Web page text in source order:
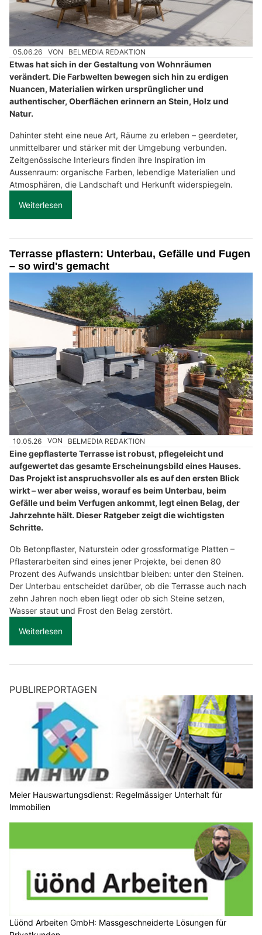
05.06.26 VON BELMEDIA REDAKTION
Etwas hat sich in der Gestaltung von Wohnräumen
verändert. Die Farbwelten bewegen sich hin zu erdigen
Nuancen, Materialien wirken ursprünglicher und
authentischer, Oberflächen erinnern an Stein, Holz und
Natur.
Dahinter steht eine neue Art, Räume zu erleben – geerdeter,
unmittelbarer und stärker mit der Umgebung verbunden.
Zeitgenössische Interieurs finden ihre Inspiration im
Aussenraum: organische Farben, lebendige Materialien und
Atmosphären, die Landschaft und Herkunft widerspiegeln.
Weiterlesen
Terrasse pflastern: Unterbau, Gefälle und Fugen
– so wird's gemacht
10.05.26 VON BELMEDIA REDAKTION
Eine gepflasterte Terrasse ist robust, pflegeleicht und
aufgewertet das gesamte Erscheinungsbild eines Hauses.
Das Projekt ist anspruchsvoller als es auf den ersten Blick
wirkt – wer aber weiss, worauf es beim Unterbau, beim
Gefälle und beim Verfugen ankommt, legt einen Belag, der
Jahrzehnte hält. Dieser Ratgeber zeigt die wichtigsten
Schritte.
Ob Betonpflaster, Naturstein oder grossformatige Platten –
Pflasterarbeiten sind eines jener Projekte, bei denen 80
Prozent des Aufwands unsichtbar bleiben: unter den Steinen.
Der Unterbau entscheidet darüber, ob die Terrasse auch nach
zehn Jahren noch eben liegt oder ob sich Steine setzen,
Wasser staut und Frost den Belag zerstört.
Weiterlesen
PUBLIREPORTAGEN
Meier Hauswartungsdienst: Regelmässiger Unterhalt für
Immobilien
Lüönd Arbeiten GmbH: Massgeschneiderte Lösungen für